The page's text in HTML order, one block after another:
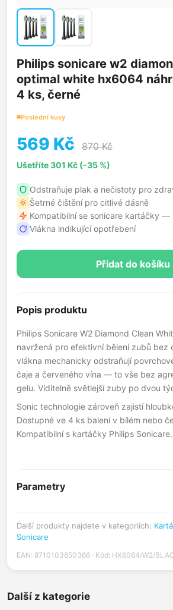
Philips sonicare w2
optimal white hx6064
4 ks, černé
Poslední kusy
569 Kč 870 Kč
Ušetříte 301 Kč (-35 %)
Odstraňuje plak a nečistoty pro
Šetrné čištění pro citlivé dásně
Kompatibilní se sonicare kartáčky —
Vlákna indikující opotřebení
Přidat do košíku
Popis produktu
Philips Sonicare W2 Diamond Clean
navržená pro efektivní bělení zubů bez
vlákna mechanicky odstraňují
čaje a červeného vína — to vše bez
gelu. Viditelně světlejší zuby po dvou
Sonic technologie zároveň zajistí
Dostupné ve 4 ks balení v bílém nebo
Kompatibilní s kartáčky Philips Sonicare.
Parametry
Další produkty najdete v kategoriích:
Sonicare
EAN: 8710103850366 · Kód: HX6064/W2/
Další z kategorie